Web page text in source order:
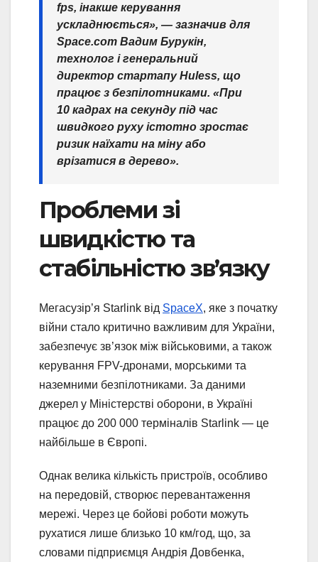
fps, інакше керування
ускладнюється», — зазначив для
Space.com Вадим Бурукін,
технолог і генеральний
директор стартапу Huless, що
працює з безпілотниками. «При
10 кадрах на секунду під час
швидкого руху істотно зростає
ризик наїхати на міну або
врізатися в дерево».
Проблеми зі
швидкістю та
стабільністю зв’язку
Мегасузір’я Starlink від SpaceX, яке з початку
війни стало критично важливим для України,
забезпечує зв’язок між військовими, а також
керування FPV-дронами, морськими та
наземними безпілотниками. За даними
джерел у Міністерстві оборони, в Україні
працює до 200 000 терміналів Starlink — це
найбільше в Європі.
Однак велика кількість пристроїв, особливо
на передовій, створює перевантаження
мережі. Через це бойові роботи можуть
рухатися лише близько 10 км/год, що, за
словами підприємця Андрія Довбенка,